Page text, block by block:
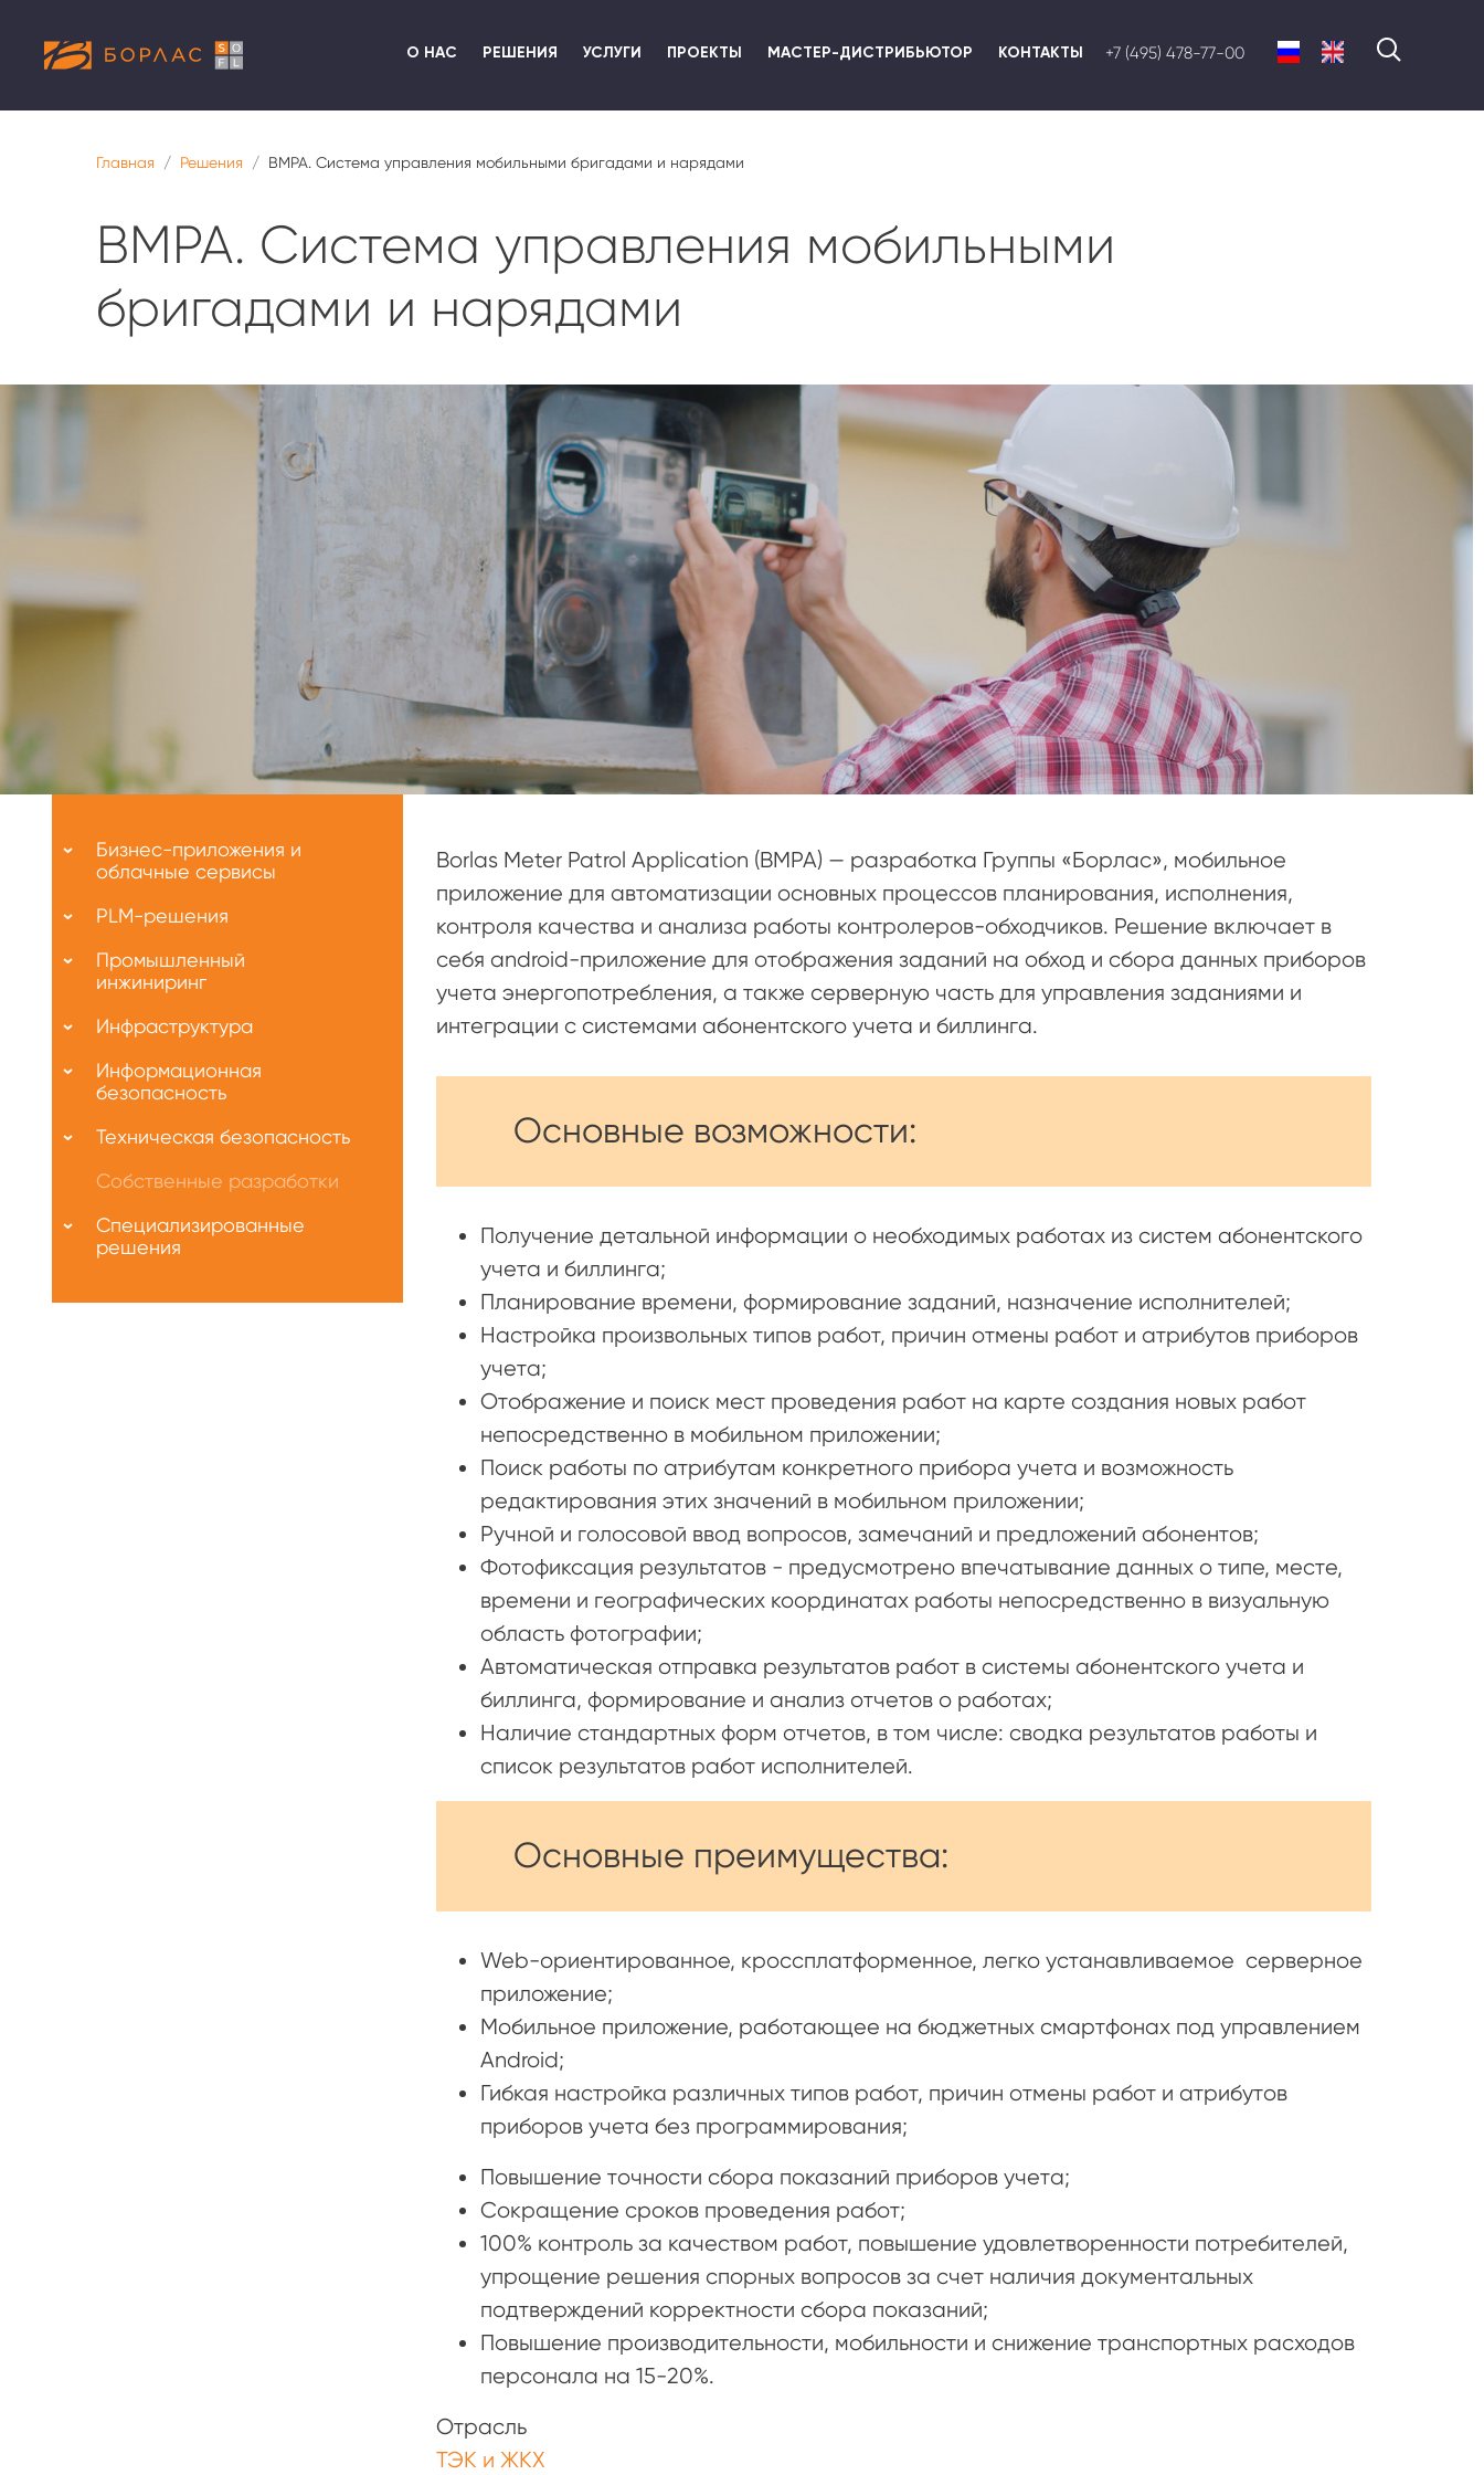
О НАС РЕШЕНИЯ УСЛУГИ ПРОЕКТЫ МАСТЕР-ДИСТРИБЬЮТОР КОНТАКТЫ +7 (495) 478-77-00
Главная Решения BMPA. Система управления мобильными бригадами и нарядами
BMPA. Система управления мобильными
бригадами и нарядами
Borlas Meter Patrol Application (BMPA) — разработка Группы «Борлас», мобильное
приложение для автоматизации основных процессов планирования, исполнения,
контроля качества и анализа работы контролеров-обходчиков. Решение включает в
себя android-приложение для отображения заданий на обход и сбора данных приборов
учета энергопотребления, а также серверную часть для управления заданиями и
интеграции с системами абонентского учета и биллинга.
Основные возможности:
Получение детальной информации о необходимых работах из систем абонентского
учета и биллинга;
Планирование времени, формирование заданий, назначение исполнителей;
Настройка произвольных типов работ, причин отмены работ и атрибутов приборов
учета;
Отображение и поиск мест проведения работ на карте создания новых работ
непосредственно в мобильном приложении;
Поиск работы по атрибутам конкретного прибора учета и возможность
редактирования этих значений в мобильном приложении;
Ручной и голосовой ввод вопросов, замечаний и предложений абонентов;
Фотофиксация результатов - предусмотрено впечатывание данных о типе, месте,
времени и географических координатах работы непосредственно в визуальную
область фотографии;
Автоматическая отправка результатов работ в системы абонентского учета и
биллинга, формирование и анализ отчетов о работах;
Наличие стандартных форм отчетов, в том числе: сводка результатов работы и
список результатов работ исполнителей.
Основные преимущества:
Web-ориентированное, кроссплатформенное, легко устанавливаемое серверное
приложение;
Мобильное приложение, работающее на бюджетных смартфонах под управлением
Android;
Гибкая настройка различных типов работ, причин отмены работ и атрибутов
приборов учета без программирования;
Повышение точности сбора показаний приборов учета;
Сокращение сроков проведения работ;
100% контроль за качеством работ, повышение удовлетворенности потребителей,
упрощение решения спорных вопросов за счет наличия документальных
подтверждений корректности сбора показаний;
Повышение производительности, мобильности и снижение транспортных расходов
персонала на 15-20%.
Отрасль
ТЭК и ЖКХ
нас
Бизнес-приложения и
облачные сервисы
PLM-решения
Промышленный
инжиниринг
Инфраструктура
Информационная
безопасность
Техническая безопасность
Собственные разработки
Специализированные
решения